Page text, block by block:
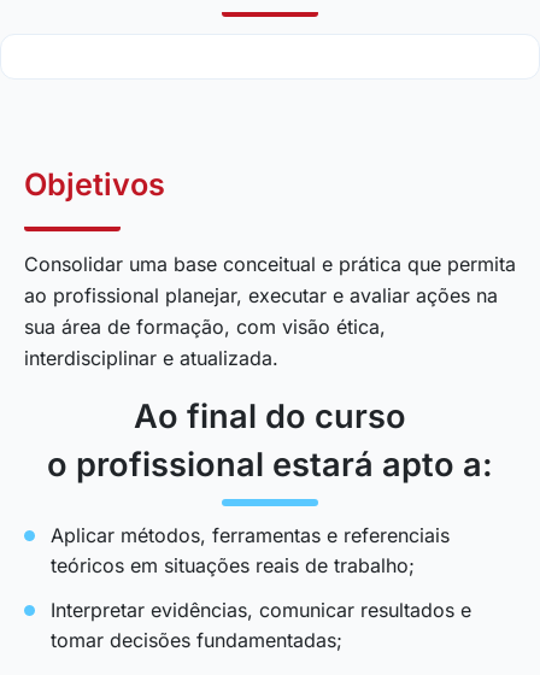
Objetivos
Consolidar uma base conceitual e prática que permita
ao profissional planejar, executar e avaliar ações na
sua área de formação, com visão ética,
interdisciplinar e atualizada.
Ao final do curso
o profissional estará apto a:
Aplicar métodos, ferramentas e referenciais
teóricos em situações reais de trabalho;
Interpretar evidências, comunicar resultados e
tomar decisões fundamentadas;